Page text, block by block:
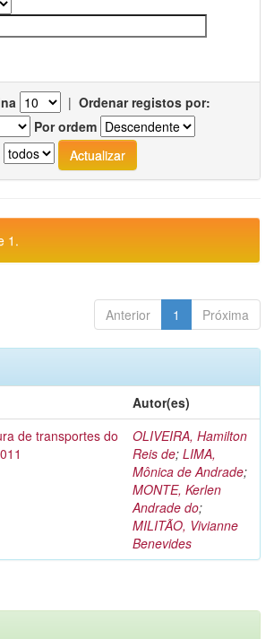
| Ordenar registos por:
Por ordem
1.
Anterior 1 Próxima
Autor(es)
de transportes do
OLIVEIRA, Hamilton
Reis de; LIMA,
Mônica de Andrade;
MONTE, Kerlen
Andrade do;
MILITÃO, Vivianne
Benevides